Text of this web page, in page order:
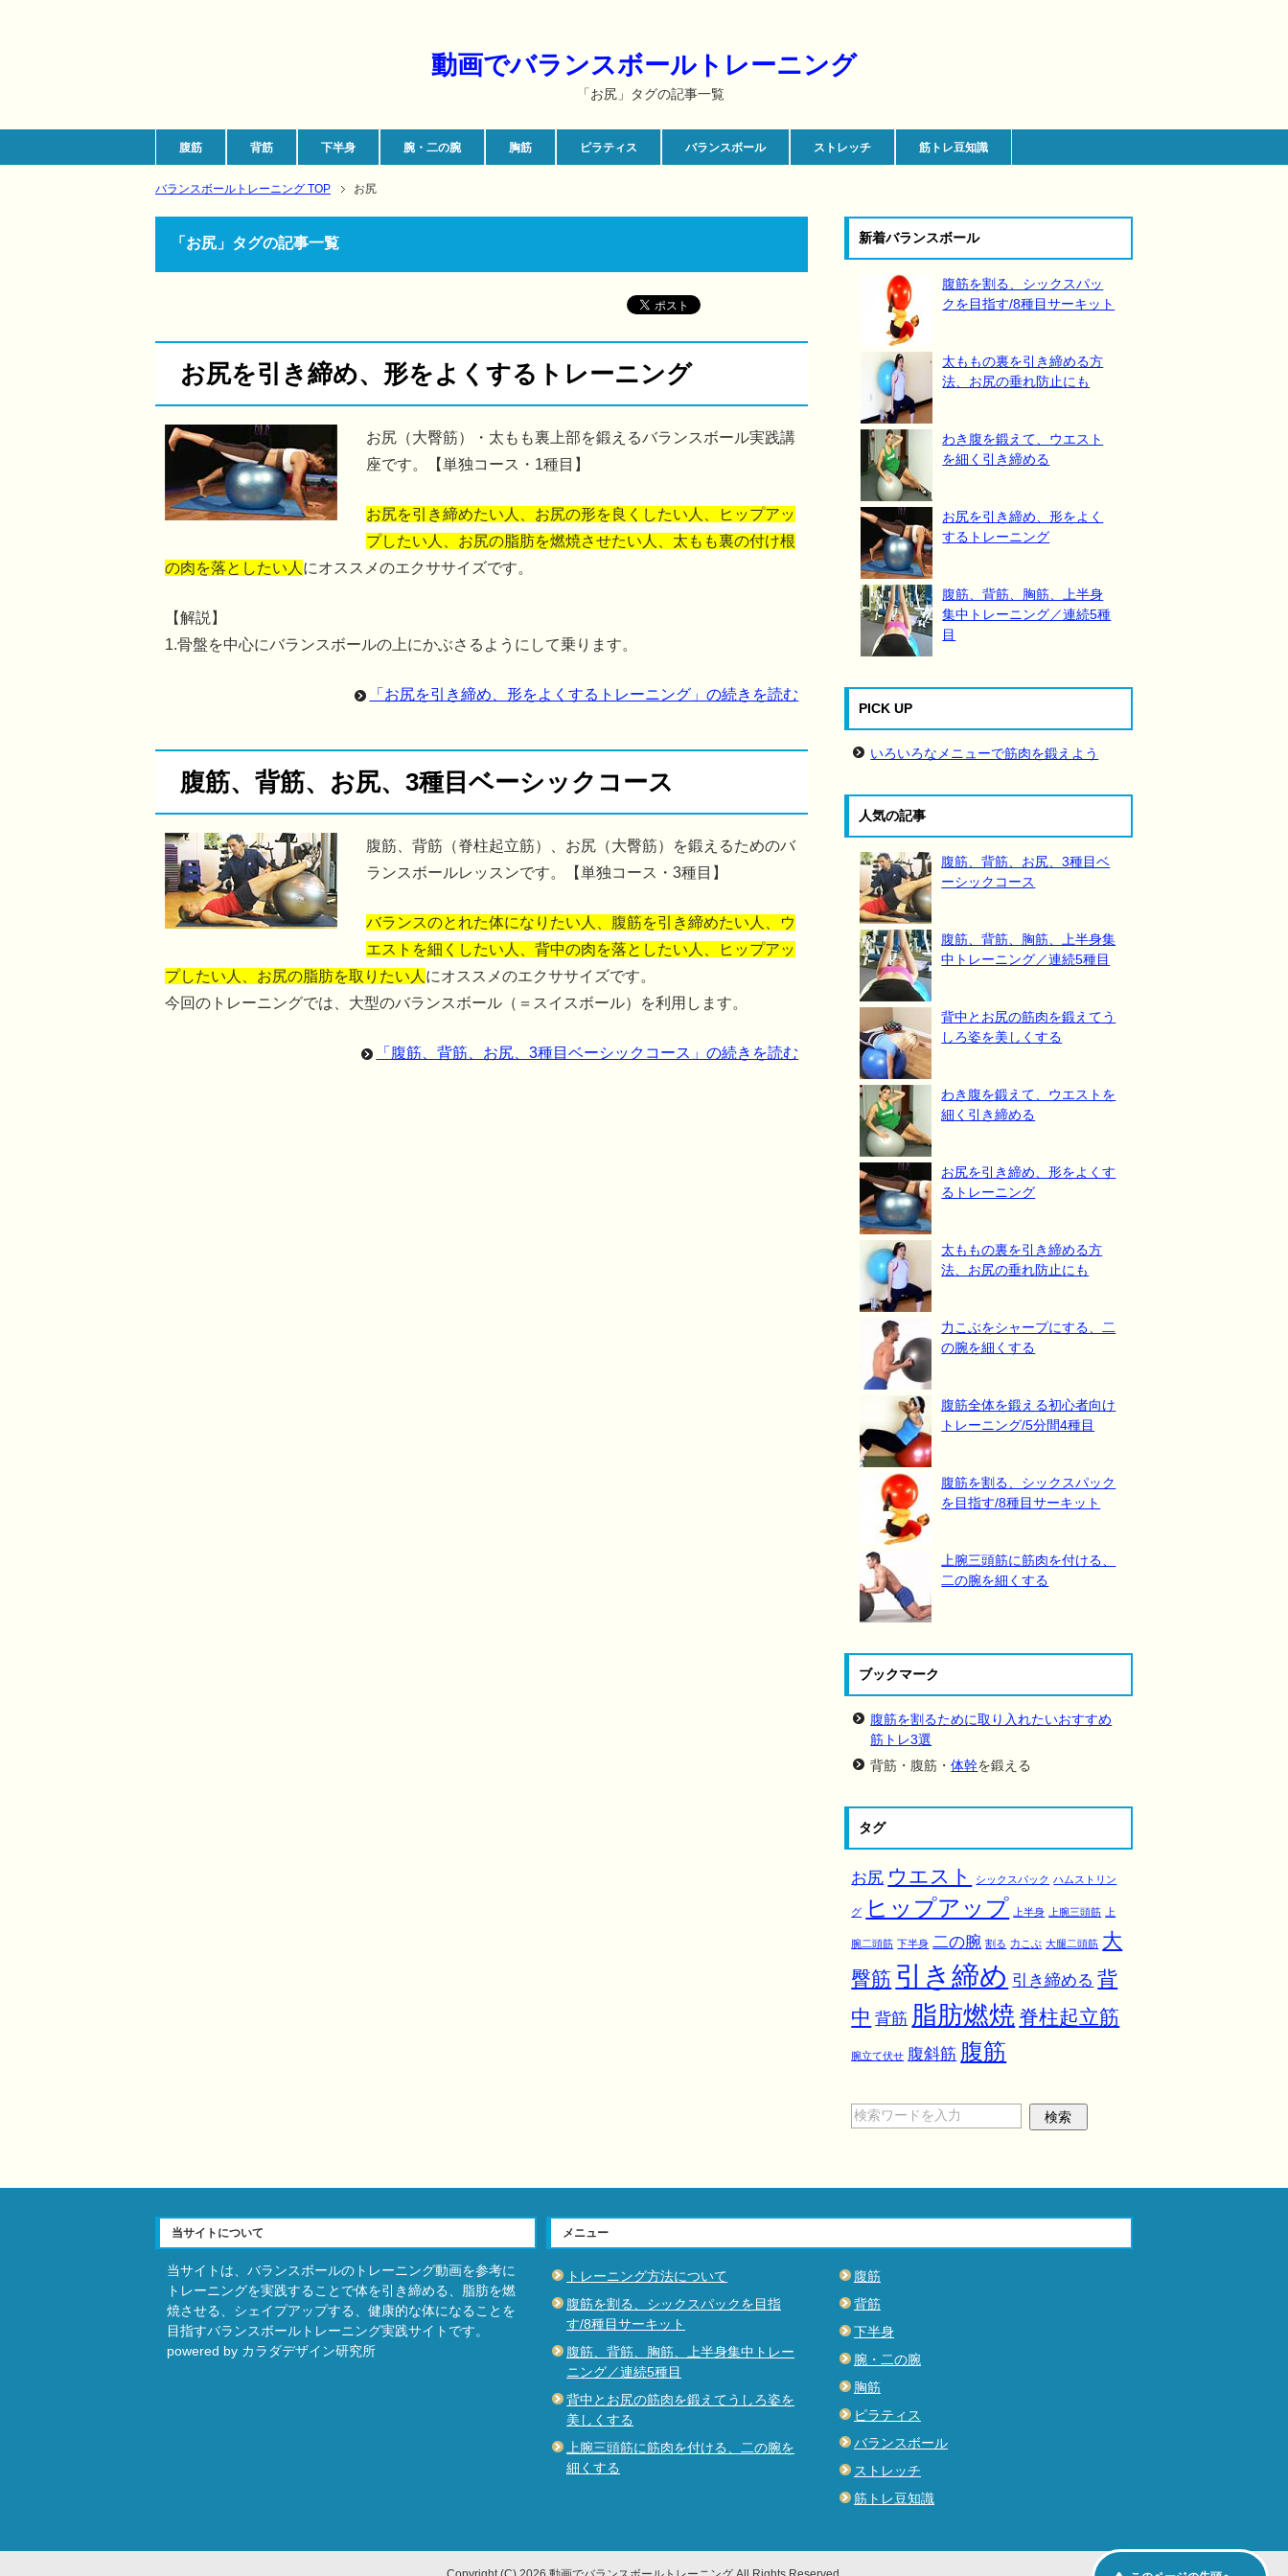
動画でバランスボールトレーニング
「お尻」タグの記事一覧
腹筋 背筋 下半身 腕・二の腕 胸筋 ピラティス バランスボール ストレッチ 筋トレ豆知識
バランスボールトレーニング TOP お尻
「お尻」タグの記事一覧
お尻を引き締め、形をよくするトレーニング
お尻（大臀筋）・太もも裏上部を鍛えるバランスボール実践講
座です。【単独コース・1種目】
お尻を引き締めたい人、お尻の形を良くしたい人、ヒップアッ
プしたい人、お尻の脂肪を燃焼させたい人、太もも裏の付け根
の肉を落としたい人 にオススメのエクササイズです。
【解説】
1.骨盤を中心にバランスボールの上にかぶさるようにして乗ります。
「お尻を引き締め、形をよくするトレーニング」の続きを読む
腹筋、背筋、お尻、3種目ベーシックコース
腹筋、背筋（脊柱起立筋）、お尻（大臀筋）を鍛えるためのバ
ランスボールレッスンです。【単独コース・3種目】
バランスのとれた体になりたい人、腹筋を引き締めたい人、ウ
エストを細くしたい人、背中の肉を落としたい人、ヒップアッ
プしたい人、お尻の脂肪を取りたい人 にオススメのエクササイズです。
今回のトレーニングでは、大型のバランスボール（＝スイスボール）を利用します。
「腹筋、背筋、お尻、3種目ベーシックコース」の続きを読む
新着バランスボール
腹筋を割る、シックスパッ
クを目指す/8種目サーキット
太ももの裏を引き締める方
法、お尻の垂れ防止にも
わき腹を鍛えて、ウエスト
を細く引き締める
お尻を引き締め、形をよく
するトレーニング
腹筋、背筋、胸筋、上半身
集中トレーニング／連続5種
目
PICK UP
いろいろなメニューで筋肉を鍛えよう
人気の記事
腹筋、背筋、お尻、3種目ベ
ーシックコース
腹筋、背筋、胸筋、上半身集
中トレーニング／連続5種目
背中とお尻の筋肉を鍛えてう
しろ姿を美しくする
わき腹を鍛えて、ウエストを
細く引き締める
お尻を引き締め、形をよくす
るトレーニング
太ももの裏を引き締める方
法、お尻の垂れ防止にも
力こぶをシャープにする、二
の腕を細くする
腹筋全体を鍛える初心者向け
トレーニング/5分間4種目
腹筋を割る、シックスパック
を目指す/8種目サーキット
上腕三頭筋に筋肉を付ける、
二の腕を細くする
ブックマーク
腹筋を割るために取り入れたいおすすめ
筋トレ3選
背筋・腹筋・体幹を鍛える
タグ
お尻 ウエスト シックスパック ハムストリン
グ ヒップアップ 上半身 上腕三頭筋 上
腕二頭筋 下半身 二の腕 割る 力こぶ 大腿二頭筋 大
臀筋 引き締め 引き締める 背
中 背筋 脂肪燃焼 脊柱起立筋
腕立て伏せ 腹斜筋 腹筋
当サイトについて
当サイトは、バランスボールのトレーニング動画を参考に
トレーニングを実践することで体を引き締める、脂肪を燃
焼させる、シェイプアップする、健康的な体になることを
目指すバランスボールトレーニング実践サイトです。
powered by カラダデザイン研究所
メニュー
トレーニング方法について
腹筋を割る、シックスパックを目指
す/8種目サーキット
腹筋、背筋、胸筋、上半身集中トレー
ニング／連続5種目
背中とお尻の筋肉を鍛えてうしろ姿を
美しくする
上腕三頭筋に筋肉を付ける、二の腕を
細くする
腹筋
背筋
下半身
腕・二の腕
胸筋
ピラティス
バランスボール
ストレッチ
筋トレ豆知識